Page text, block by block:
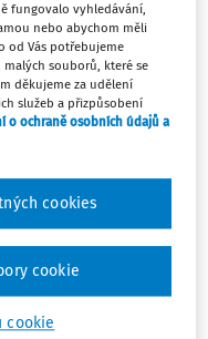
Přihlaste se
jen pro
získejte
verzi
fungovalo vyhledávání,
nebo abychom měli
od Vás potřebujeme
souborů, které se
děkujeme za udělení
služeb a přizpůsobení
o ochraně osobních údajů a
cookie
cookies
cookie